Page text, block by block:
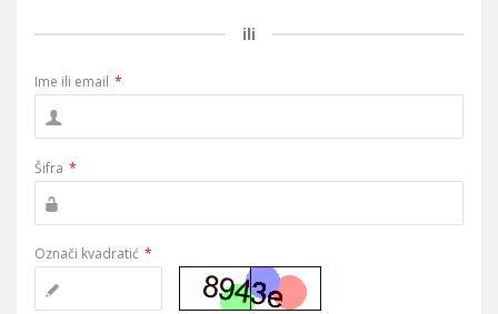
ili
Ime ili email *
Šifra *
Označi kvadratić *